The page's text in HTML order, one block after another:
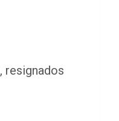
, resignados